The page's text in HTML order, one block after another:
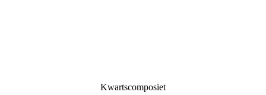
Kwartscomposiet